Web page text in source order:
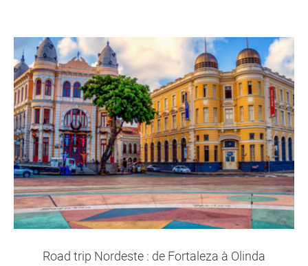
Road trip Nordeste : de Fortaleza à Olinda